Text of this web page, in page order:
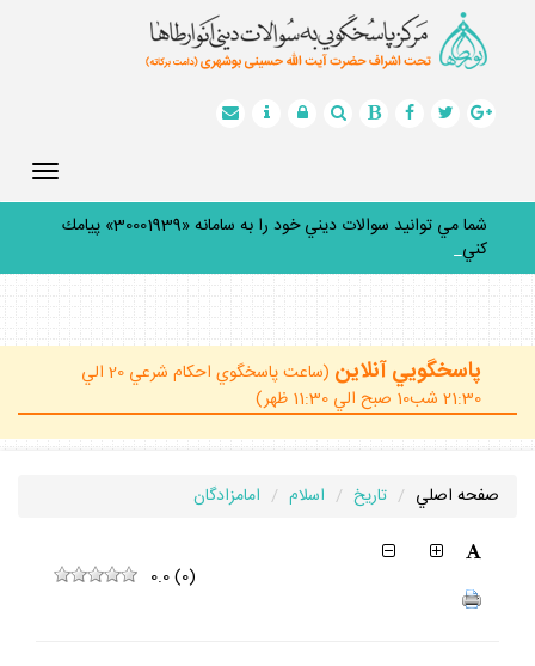
شما مي توانيد سوالات ديني خود را به سامانه «30001939» پيامك
كنيد.
پاسخگويي آنلاين
(ساعت پاسخگوي احكام شرعي 20 الي
21:30 شب10 صبح الي 11:30 ظهر)
صفحه اصلي تاريخ اسلام امامزادگان
0.0(0)